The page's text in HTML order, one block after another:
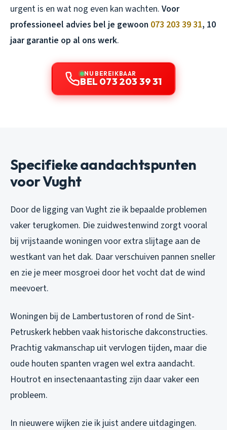
urgent is en wat nog even kan wachten. Voor
professioneel advies bel je gewoon 073 203 39 31, 10
jaar garantie op al ons werk.
NU BEREIKBAAR
BEL 073 203 39 31
Specifieke aandachtspunten
voor Vught
Door de ligging van Vught zie ik bepaalde problemen
vaker terugkomen. Die zuidwestenwind zorgt vooral
bij vrijstaande woningen voor extra slijtage aan de
westkant van het dak. Daar verschuiven pannen sneller
en zie je meer mosgroei door het vocht dat de wind
meevoert.
Woningen bij de Lambertustoren of rond de Sint-
Petruskerk hebben vaak historische dakconstructies.
Prachtig vakmanschap uit vervlogen tijden, maar die
oude houten spanten vragen wel extra aandacht.
Houtrot en insectenaantasting zijn daar vaker een
probleem.
In nieuwere wijken zie ik juist andere uitdagingen.